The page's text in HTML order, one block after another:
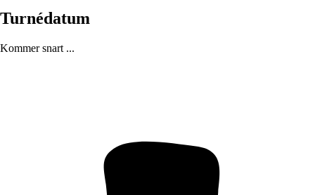
Turnédatum
Kommer snart ...